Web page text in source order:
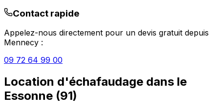
Contact rapide
Appelez-nous directement pour un devis gratuit depuis
Mennecy :
09 72 64 99 00
Location d'échafaudage dans le
Essonne (91)